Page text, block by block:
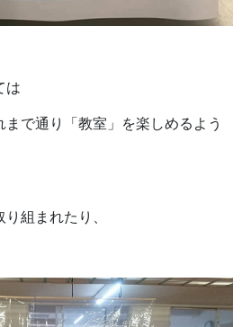
は
で通り「教室」を楽しめるよう
組まれたり、